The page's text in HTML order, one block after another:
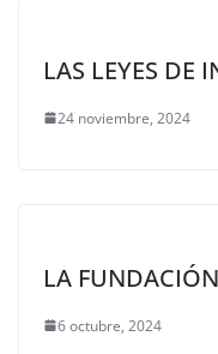
LAS LEYES DE
24 noviembre, 2024
LA
6 octubre, 2024